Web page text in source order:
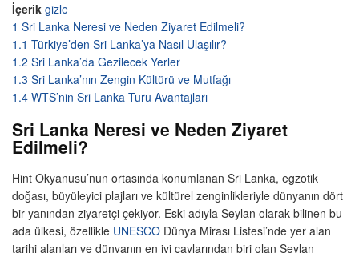
İçerik gizle
1 Sri Lanka Neresi ve Neden Ziyaret Edilmeli?
1.1 Türkiye’den Sri Lanka’ya Nasıl Ulaşılır?
1.2 Sri Lanka’da Gezilecek Yerler
1.3 Sri Lanka’nın Zengin Kültürü ve Mutfağı
1.4 WTS’nin Sri Lanka Turu Avantajları
Sri Lanka Neresi ve Neden Ziyaret
Edilmeli?
Hint Okyanusu’nun ortasında konumlanan Sri Lanka, egzotik
doğası, büyüleyici plajları ve kültürel zenginlikleriyle dünyanın dört
bir yanından ziyaretçi çekiyor. Eski adıyla Seylan olarak bilinen bu
ada ülkesi, özellikle UNESCO Dünya Mirası Listesi’nde yer alan
tarihi alanları ve dünyanın en iyi çaylarından biri olan Seylan